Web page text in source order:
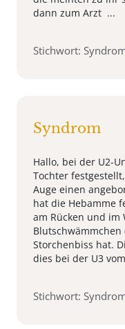
dann zum Arzt ...
Stichwort:
Syndrom
Hallo, bei der U2-
Tochter
Auge einen
hat die Hebamme
am Rücken und im
Blutschwämmchen
Storchenbiss hat.
dies bei der U3
Stichwort: